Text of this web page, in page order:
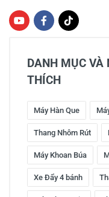
DANH MỤC VÀ
THÍCH
Máy Hàn Que
Thang Nhôm Rút
Máy Khoan Búa
Xe Đẩy 4 bánh